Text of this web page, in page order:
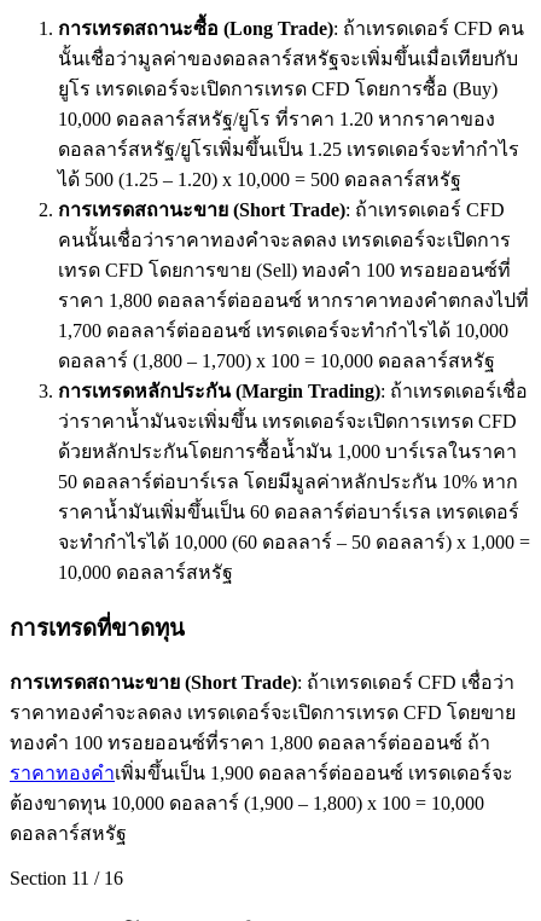
การเทรดสถานะซื้อ (Long Trade): ถ้าเทรดเดอร์ CFD คน
นั้นเชื่อว่ามูลค่าของดอลลาร์สหรัฐจะเพิ่มขึ้นเมื่อเทียบกับ
ยูโร เทรดเดอร์จะเปิดการเทรด CFD โดยการซื้อ (Buy)
10,000 ดอลลาร์สหรัฐ/ยูโร ที่ราคา 1.20 หากราคาของ
ดอลลาร์สหรัฐ/ยูโรเพิ่มขึ้นเป็น 1.25 เทรดเดอร์จะทำกำไร
ได้ 500 (1.25 – 1.20) x 10,000 = 500 ดอลลาร์สหรัฐ
การเทรดสถานะขาย (Short Trade): ถ้าเทรดเดอร์ CFD
คนนั้นเชื่อว่าราคาทองคำจะลดลง เทรดเดอร์จะเปิดการ
เทรด CFD โดยการขาย (Sell) ทองคำ 100 ทรอยออนซ์ที่
ราคา 1,800 ดอลลาร์ต่อออนซ์ หากราคาทองคำตกลงไปที่
1,700 ดอลลาร์ต่อออนซ์ เทรดเดอร์จะทำกำไรได้ 10,000
ดอลลาร์ (1,800 – 1,700) x 100 = 10,000 ดอลลาร์สหรัฐ
การเทรดหลักประกัน (Margin Trading): ถ้าเทรดเดอร์เชื่อ
ว่าราคาน้ำมันจะเพิ่มขึ้น เทรดเดอร์จะเปิดการเทรด CFD
ด้วยหลักประกันโดยการซื้อน้ำมัน 1,000 บาร์เรลในราคา
50 ดอลลาร์ต่อบาร์เรล โดยมีมูลค่าหลักประกัน 10% หาก
ราคาน้ำมันเพิ่มขึ้นเป็น 60 ดอลลาร์ต่อบาร์เรล เทรดเดอร์
จะทำกำไรได้ 10,000 (60 ดอลลาร์ – 50 ดอลลาร์) x 1,000 =
10,000 ดอลลาร์สหรัฐ
การเทรดที่ขาดทุน
การเทรดสถานะขาย (Short Trade): ถ้าเทรดเดอร์ CFD เชื่อว่า
ราคาทองคำจะลดลง เทรดเดอร์จะเปิดการเทรด CFD โดยขาย
ทองคำ 100 ทรอยออนซ์ที่ราคา 1,800 ดอลลาร์ต่อออนซ์ ถ้า
ราคาทองคำเพิ่มขึ้นเป็น 1,900 ดอลลาร์ต่อออนซ์ เทรดเดอร์จะ
ต้องขาดทุน 10,000 ดอลลาร์ (1,900 – 1,800) x 100 = 10,000
ดอลลาร์สหรัฐ
Section 11 / 16